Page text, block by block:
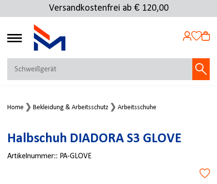
Versandkostenfrei ab € 120,00
4.72
MEIN KONTO
Jetzt anmelden
NEU BEI FMOSER?
Jetzt registrieren
Home Bekleidung & Arbeitsschutz Arbeitsschuhe
Halbschuh DIADORA S3 GLOVE
Artikelnummer:: PA-GLOVE